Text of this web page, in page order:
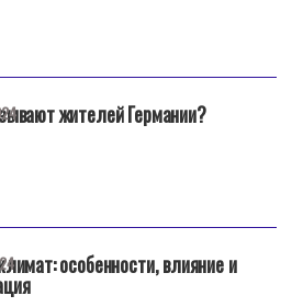
жителей Германии?
особенности, влияние и